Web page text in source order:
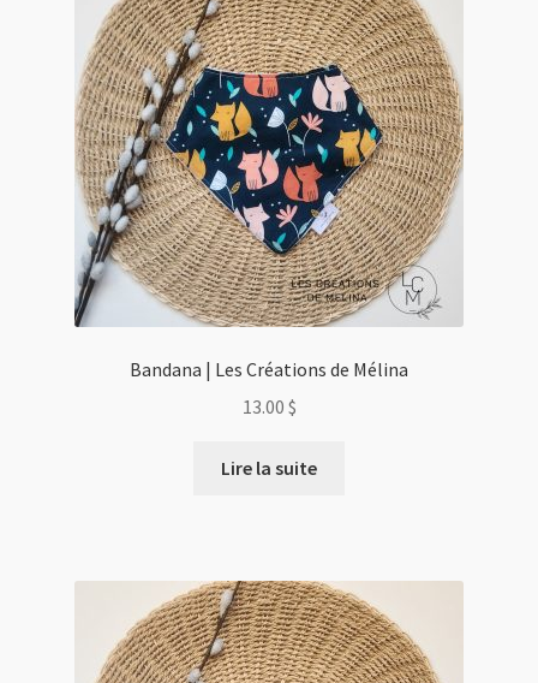
Bandana | Les Créations de Mélina
13.00 $
Lire la suite